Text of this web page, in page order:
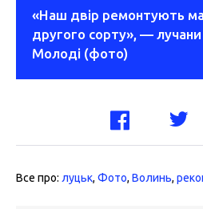
«Наш двір ремонтують
другого сорту», —
Молоді (фото)
Все про: луцьк, Фото, Волинь,